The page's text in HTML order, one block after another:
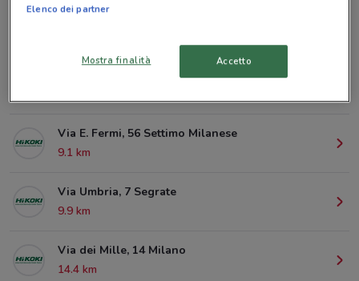
Via Tertulliano, 70 Milano
Via E. Fermi, 56 Settimo Milanese
9.1 km
Via Umbria, 7 Segrate
9.9 km
Via dei Mille, 14 Milano
14.4 km
Elenco dei partner
Mostra finalità Accetto